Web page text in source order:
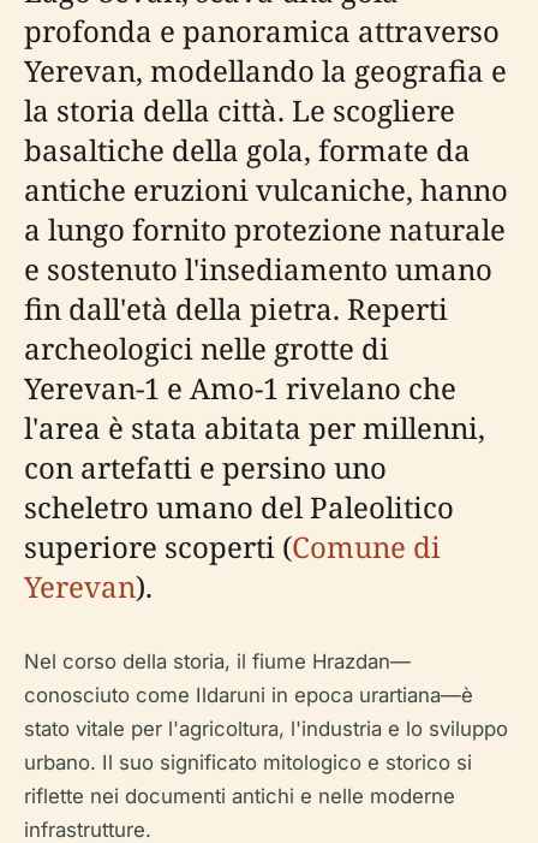
profonda e panoramica attraverso
Yerevan, modellando la geografia e
la storia della città. Le scogliere
basaltiche della gola, formate da
antiche eruzioni vulcaniche, hanno
a lungo fornito protezione naturale
e sostenuto l'insediamento umano
fin dall'età della pietra. Reperti
archeologici nelle grotte di
Yerevan-1 e Amo-1 rivelano che
l'area è stata abitata per millenni,
con artefatti e persino uno
scheletro umano del Paleolitico
superiore scoperti (Comune di
Yerevan).
Nel corso della storia, il fiume Hrazdan—
conosciuto come Ildaruni in epoca urartiana—è
stato vitale per l'agricoltura, l'industria e lo sviluppo
urbano. Il suo significato mitologico e storico si
riflette nei documenti antichi e nelle moderne
infrastrutture.